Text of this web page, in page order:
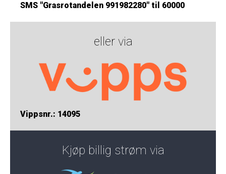
SMS "Grasrotandelen 991982280" til 60000
eller via
Vippsnr.: 14095
Kjøp billig strøm via